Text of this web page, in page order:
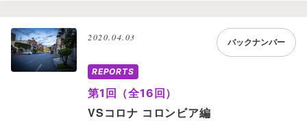
2020.04.03 バックナンバー
REPORTS
第1回（全16回）
VSコロナ コロンビア編